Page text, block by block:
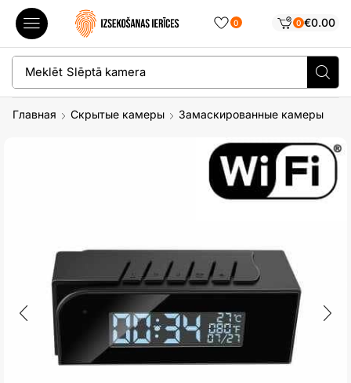
0 0 €0.00
Meklēt Slēptā kamera
Главная Скрытые камеры Замаскированные камеры